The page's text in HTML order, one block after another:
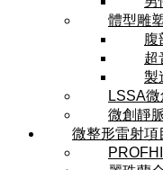
體型雕
腹
超
製
LSSA
微創靜
微整形雷射項